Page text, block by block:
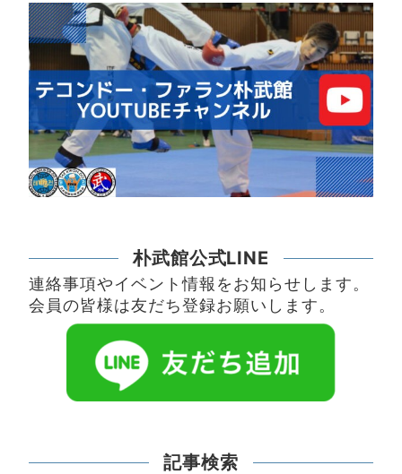
朴武館公式LINE
連絡事項やイベント情報をお知らせします。
会員の皆様は友だち登録お願いします。
記事検索